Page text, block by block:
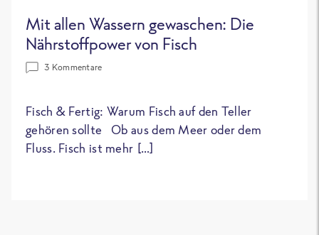
Mit allen Wassern gewaschen: Die
Nährstoffpower von Fisch
3 Kommentare
Fisch & Fertig: Warum Fisch auf den Teller
gehören sollte Ob aus dem Meer oder dem
Fluss. Fisch ist mehr […]